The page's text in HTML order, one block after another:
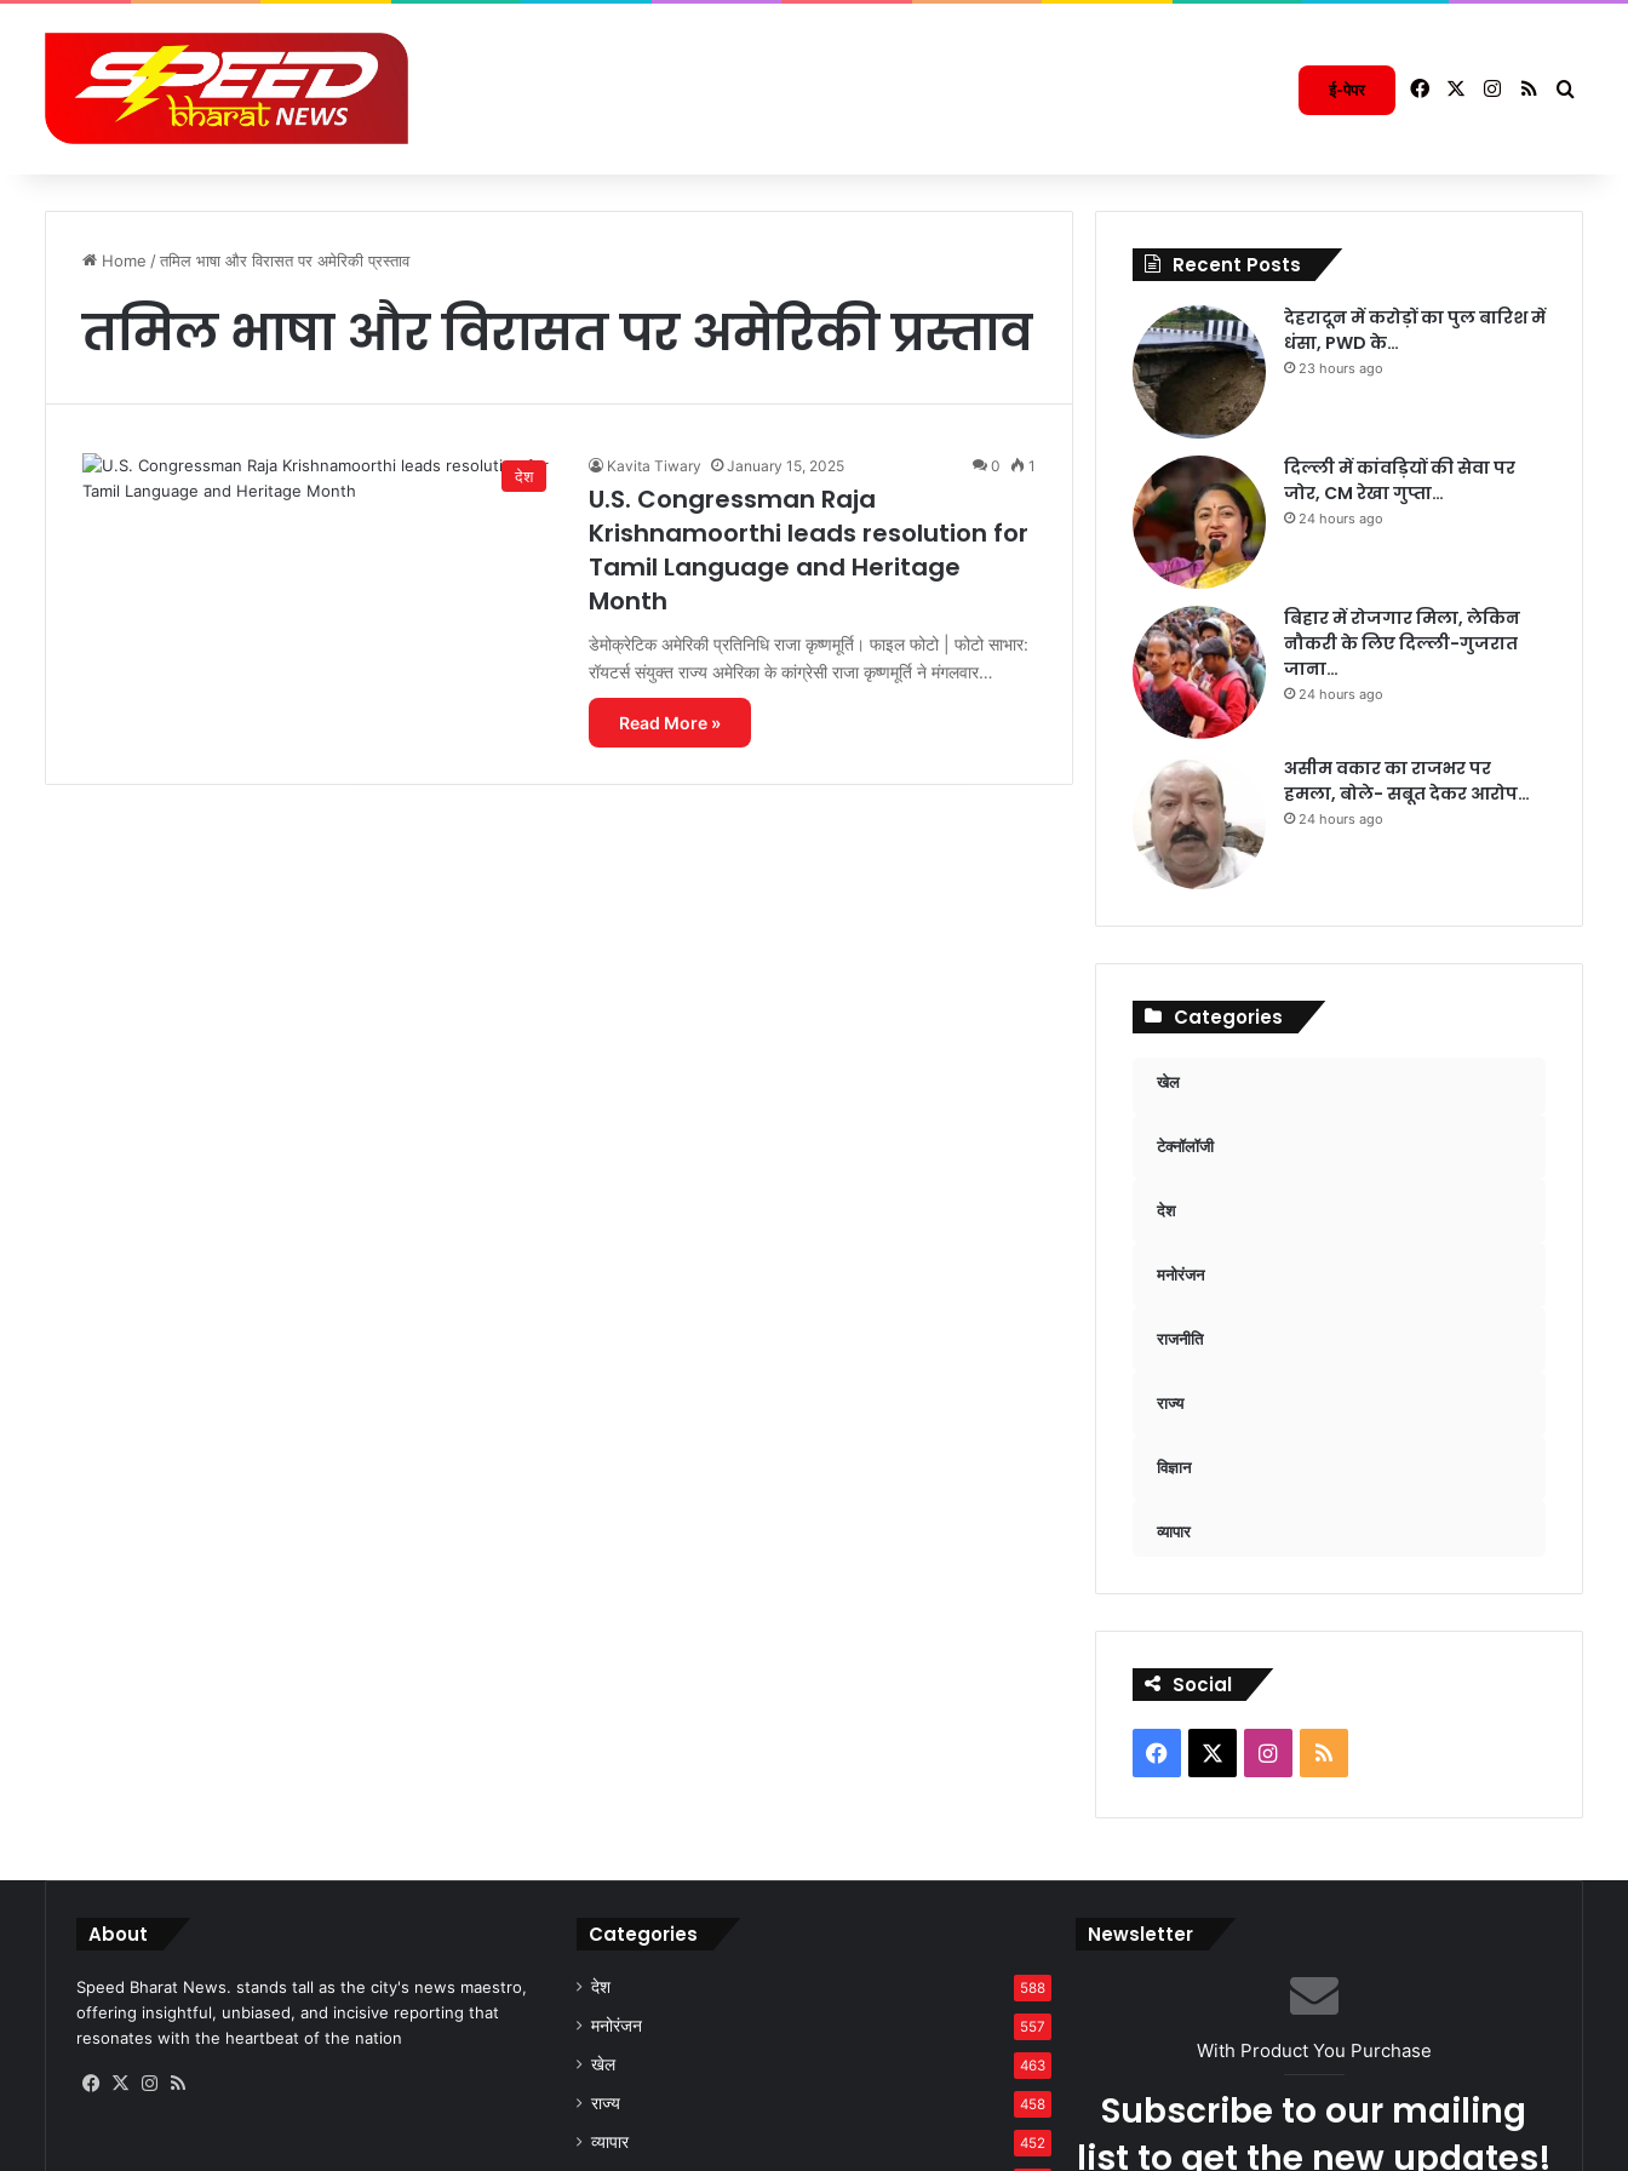
ई-पेपर FacebookInstagram
RSS
Home /तमिल भाषा और विरासत पर अमेरिकी प्रस्ताव
तमिल भाषा और विरासत पर अमेरिकी प्रस्ताव
देश
Kavita Tiwary January 15, 2025 0 1
U.S. Congressman Raja
Krishnamoorthi leads resolution for
Tamil Language and Heritage
Month
डेमोक्रेटिक अमेरिकी प्रतिनिधि राजा कृष्णमूर्ति। फाइल फोटो | फोटो साभार:
रॉयटर्स संयुक्त राज्य अमेरिका के कांग्रेसी राजा कृष्णमूर्ति ने मंगलवार…
Read More »
Recent Posts
देहरादून में करोड़ों का पुल बारिश में
धंसा, PWD के…
23 hours ago
दिल्ली में कांवड़ियों की सेवा पर
जोर, CM रेखा गुप्ता…
24 hours ago
बिहार में रोजगार मिला, लेकिन
नौकरी के लिए दिल्ली-गुजरात
जाना…
24 hours ago
असीम वकार का राजभर पर
हमला, बोले- सबूत देकर आरोप…
24 hours ago
Categories
खेल
टेक्नॉलॉजी
देश
मनोरंजन
राजनीति
राज्य
विज्ञान
व्यापार
Social
Facebook Instagram
RSS
About
Speed Bharat News. stands tall as the city's news maestro,
offering insightful, unbiased, and incisive reporting that
resonates with the heartbeat of the nation
Facebook
X Instagram
Categories
देश 588
मनोरंजन 557
खेल 463
राज्य 458
व्यापार 452
Newsletter
With Product You Purchase
Subscribe to our mailing
list to get the new updates!